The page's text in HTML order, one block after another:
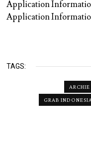
Application
Application
TAGS:
GRAB